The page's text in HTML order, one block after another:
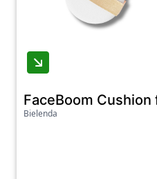
FaceBoom
Bielenda